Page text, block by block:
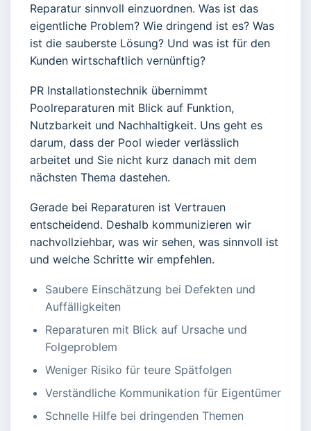
Reparatur sinnvoll einzuordnen. Was ist das
eigentliche Problem? Wie dringend ist es? Was
ist die sauberste Lösung? Und was ist für den
Kunden wirtschaftlich vernünftig?
PR Installationstechnik übernimmt
Poolreparaturen mit Blick auf Funktion,
Nutzbarkeit und Nachhaltigkeit. Uns geht es
darum, dass der Pool wieder verlässlich
arbeitet und Sie nicht kurz danach mit dem
nächsten Thema dastehen.
Gerade bei Reparaturen ist Vertrauen
entscheidend. Deshalb kommunizieren wir
nachvollziehbar, was wir sehen, was sinnvoll ist
und welche Schritte wir empfehlen.
Saubere Einschätzung bei Defekten und
Auffälligkeiten
Reparaturen mit Blick auf Ursache und
Folgeproblem
Weniger Risiko für teure Spätfolgen
Verständliche Kommunikation für Eigentümer
Schnelle Hilfe bei dringenden Themen